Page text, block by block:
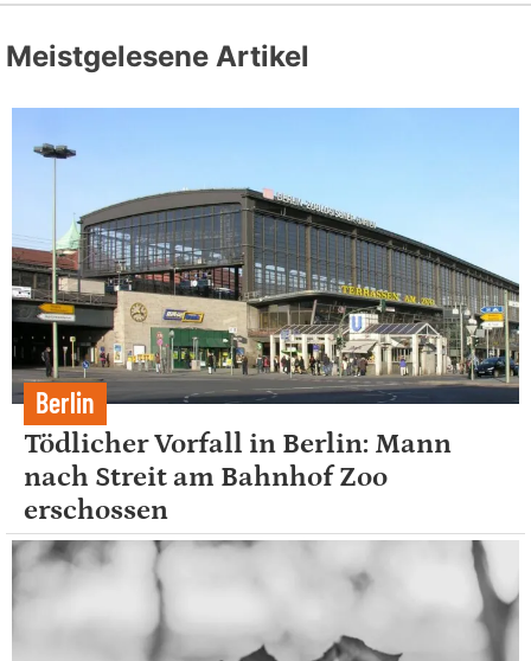
Meistgelesene Artikel
Berlin
Tödlicher Vorfall in Berlin: Mann
nach Streit am Bahnhof Zoo
erschossen